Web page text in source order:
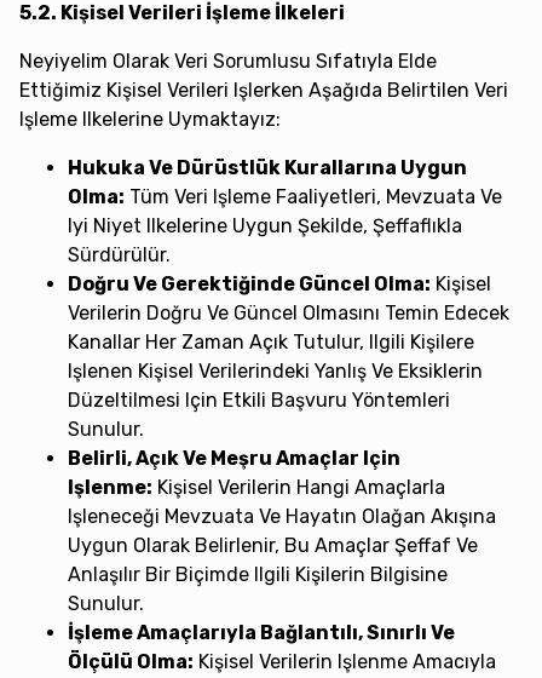
5.2. Kişisel Verileri İşleme İlkeleri
Neyiyelim Olarak Veri Sorumlusu Sıfatıyla Elde
Ettiğimiz Kişisel Verileri Işlerken Aşağıda Belirtilen Veri
Işleme Ilkelerine Uymaktayız:
Hukuka Ve Dürüstlük Kurallarına Uygun
Olma: Tüm Veri Işleme Faaliyetleri, Mevzuata Ve
Iyi Niyet Ilkelerine Uygun Şekilde, Şeffaflıkla
Sürdürülür.
Doğru Ve Gerektiğinde Güncel Olma: Kişisel
Verilerin Doğru Ve Güncel Olmasını Temin Edecek
Kanallar Her Zaman Açık Tutulur, Ilgili Kişilere
Işlenen Kişisel Verilerindeki Yanlış Ve Eksiklerin
Düzeltilmesi Için Etkili Başvuru Yöntemleri
Sunulur.
Belirli, Açık Ve Meşru Amaçlar Için
Işlenme: Kişisel Verilerin Hangi Amaçlarla
Işleneceği Mevzuata Ve Hayatın Olağan Akışına
Uygun Olarak Belirlenir, Bu Amaçlar Şeffaf Ve
Anlaşılır Bir Biçimde Ilgili Kişilerin Bilgisine
Sunulur.
İşleme Amaçlarıyla Bağlantılı, Sınırlı Ve
Ölçülü Olma: Kişisel Verilerin Işlenme Amacıyla